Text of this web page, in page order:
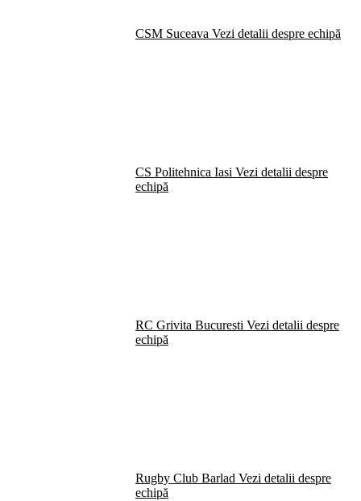
CSM Suceava Vezi detalii despre echipă
CS Politehnica Iasi Vezi detalii despre
echipă
RC Grivita Bucuresti Vezi detalii despre
echipă
Rugby Club Barlad Vezi detalii despre
echipă